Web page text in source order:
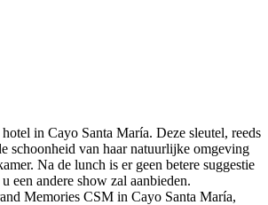
in Cayo Santa María. Deze sleutel, reeds
schoonheid van haar natuurlijke omgeving
Na de lunch is er geen betere suggestie
een andere show zal aanbieden.
Memories CSM in Cayo Santa María,